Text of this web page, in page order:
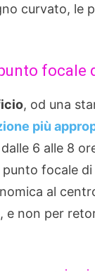
curvato, le
focale
, od una
più
6 alle 8
focale
al
e non per